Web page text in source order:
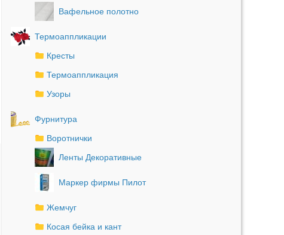
Вафельное полотно
Термоаппликации
Кресты
Термоаппликация
Узоры
Фурнитура
Воротнички
Ленты Декоративные
Маркер фирмы Пилот
Жемчуг
Косая бейка и кант